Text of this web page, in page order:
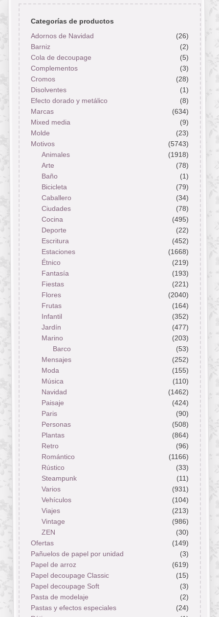
Categorías de productos
Adornos de Navidad
(26)
Barniz
(2)
Cola de decoupage
(5)
Complementos
(3)
Cromos
(28)
Disolventes
(1)
Efecto dorado y metálico
(8)
Marcas
(634)
Mixed media
(9)
Molde
(23)
Motivos
(5743)
Animales
(1918)
Arte
(78)
Baño
(1)
Bicicleta
(79)
Caballero
(34)
Ciudades
(78)
Cocina
(495)
Deporte
(22)
Escritura
(452)
Estaciones
(1668)
Étnico
(219)
Fantasía
(193)
Fiestas
(221)
Flores
(2040)
Frutas
(164)
Infantil
(352)
Jardín
(477)
Marino
(203)
Barco
(53)
Mensajes
(252)
Moda
(155)
Música
(110)
Navidad
(1462)
Paisaje
(424)
Paris
(90)
Personas
(508)
Plantas
(864)
Retro
(96)
Romántico
(1166)
Rústico
(33)
Steampunk
(11)
Varios
(931)
Vehículos
(104)
Viajes
(213)
Vintage
(986)
ZEN
(30)
Ofertas
(149)
Pañuelos de papel por unidad
(3)
Papel de arroz
(619)
Papel decoupage Classic
(15)
Papel decoupage Soft
(3)
Pasta de modelaje
(2)
Pastas y efectos especiales
(24)